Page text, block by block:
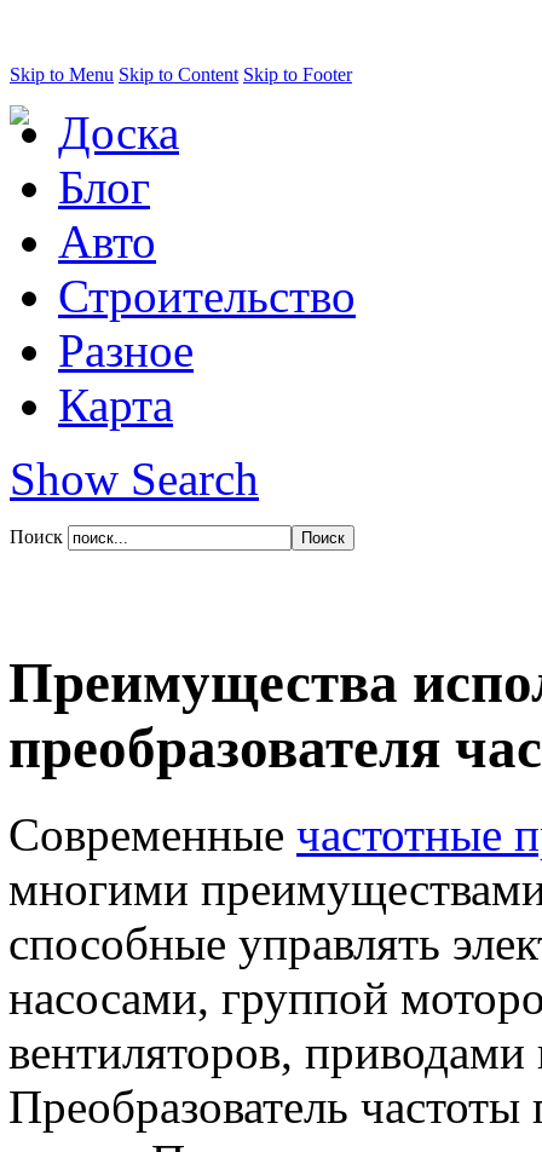
Skip to Menu Skip to Content Skip to Footer
Доска
Блог
Авто
Строительство
Разное
Карта
Show Search
Поиск
Преимущества
преобразователя
Современные частотные
многими
способные управлять
насосами, группой
вентиляторов, приводами
Преобразователь